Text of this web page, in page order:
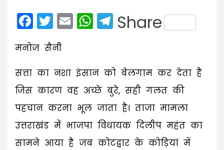
Facebook
Twitter
EmailWhatsApp
Telegram
Share
मनोज सैनी
सत्ता का नशा इंसान को बेलगाम कर देता है
जिस कारण वह अच्छे बुरे, सही गलत की
पहचान करना भूल जाता है। ताजा मामला
उत्तराखंड में भाजपा विधायक दिलीप महंत का
सामने आया है जब कोटद्वार के कोड़ियां में